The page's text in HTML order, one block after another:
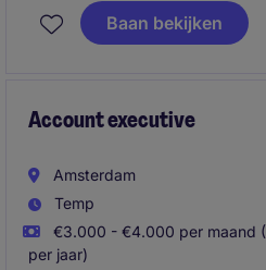
growth across fleet
strategic partners, and
and effective B2B marketing
Baan bekijken
Account executive
Amsterdam
Temp
€3.000 - €4.000 per maand
per jaar)